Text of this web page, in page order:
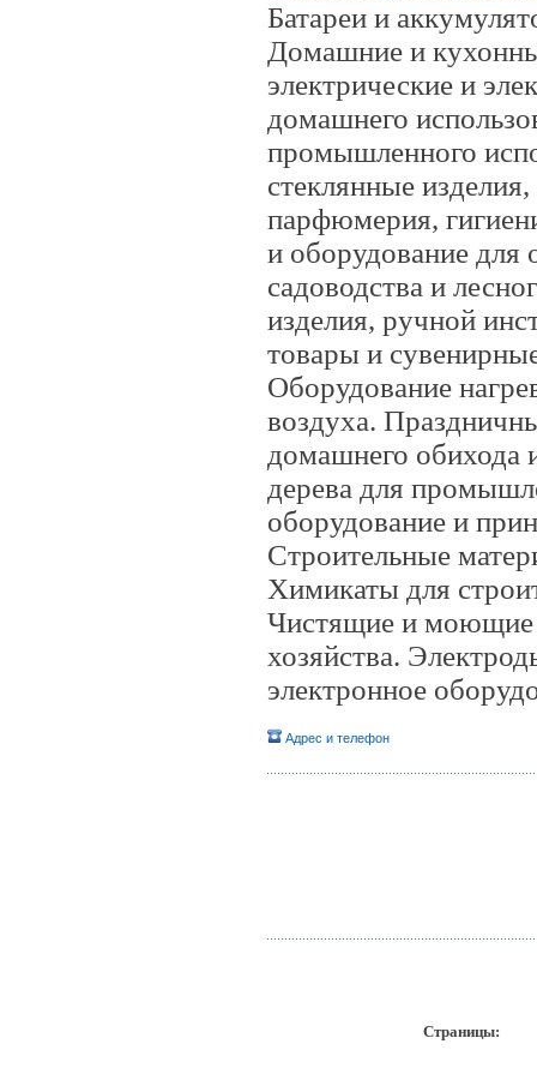
Батареи и
Домашние и
электрические и
домашнего
промышленного
стеклянные
парфюмерия,
и оборудование для
садоводства и
изделия, ручной
товары и
Оборудование
воздуха.
домашнего обихода
дерева для
оборудование и
Строительные
Химикаты для
Чистящие и моющие
хозяйства.
электронное
Адрес и телефон
Страницы: